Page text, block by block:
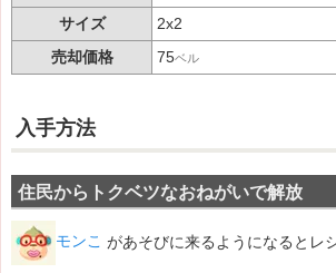
サイズ
2x2
売却価格
75ベル
入手方法
住民からトクベツなおねがいで解放
モンこ があそびに来るようになるとレ